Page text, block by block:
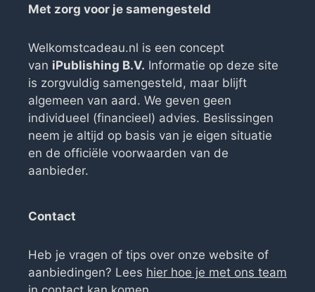
Met zorg voor je samengesteld
Welkomstcadeau.nl is een concept
van iPublishing B.V. Informatie op deze site
is zorgvuldig samengesteld, maar blijft
algemeen van aard. We geven geen
individueel (financieel) advies. Beslissingen
neem je altijd op basis van je eigen situatie
en de officiële voorwaarden van de
aanbieder.
Contact
Heb je vragen of tips over onze website of
aanbiedingen? Lees hier hoe je met ons team